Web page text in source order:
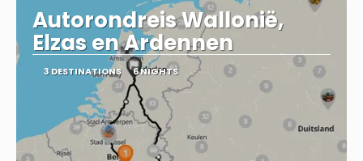
Autorondreis Wallonië,
Elzas en Ardennen
3 DESTINATIONS 6 NIGHTS